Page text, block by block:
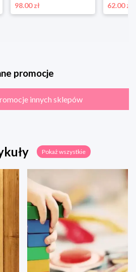
98.00 zł
62.00 zł
promocje
innych sklepów
Pokaż wszystkie